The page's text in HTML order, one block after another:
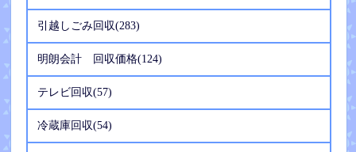
引越しごみ回収(283)
明朗会計 回収価格(124)
テレビ回収(57)
冷蔵庫回収(54)